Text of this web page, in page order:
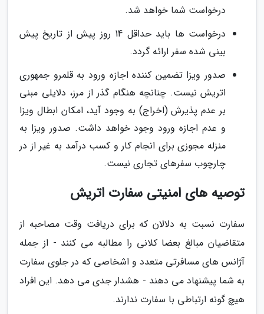
درخواست شما خواهد شد.
درخواست ها باید حداقل 14 روز پیش از تاریخ پیش
بینی شده سفر ارائه گردد.
صدور ویزا تضمین کننده اجازه ورود به قلمرو جمهوری
اتریش نیست. چنانچه هنگام گذر از مرز، دلایلی مبنی
بر عدم پذیرش (اخراج) به وجود آید، امکان ابطال ویزا
و عدم اجازه ورود وجود خواهد داشت. صدور ویزا به
منزله مجوزی برای انجام کار و کسب درآمد به غیر از در
چارچوب سفرهای تجاری نیست.
توصیه های امنیتی سفارت اتریش
سفارت نسبت به دلالان که برای دریافت وقت مصاحبه از
متقاضیان مبالغ بعضا کلانی را مطالبه می کنند - از جمله
آژانس های مسافرتی متعدد و اشخاصی که در جلوی سفارت
به شما پیشنهاد می دهند - هشدار جدی می دهد. این افراد
هیچ گونه ارتباطی با سفارت ندارند.